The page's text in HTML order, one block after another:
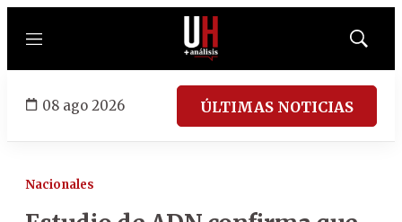
Menú
Mostrar
08 ago 2026 ÚLTIMAS NOTICIAS
Nacionales